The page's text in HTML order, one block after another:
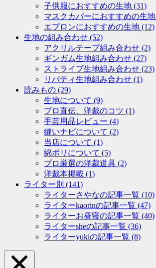
子供服におすすめの生地 (31)
マスクカバーにおすすめの生地
エプロンにおすすめの生地 (12)
生地の組み合わせ (52)
アクリルテープ組み合わせ (2)
ギンガム生地組み合わせ (27)
ストライプ生地組み合わせ (23)
リバティ生地組み合わせ (1)
読みもの (29)
生地について (9)
プロ直伝、洋裁のコツ (1)
手芸用品レビュー (4)
縫いナビについて (2)
当店について (1)
綿ポリについて (5)
プロ厳選の洋裁道具 (2)
洋裁本掲載 (1)
ライター別 (141)
ライターさやなの記事一覧 (10)
ライターkaorinの記事一覧 (47)
ライターお昼寝の記事一覧 (40)
ライターsheの記事一覧 (36)
ライターyukiの記事一覧 (8)